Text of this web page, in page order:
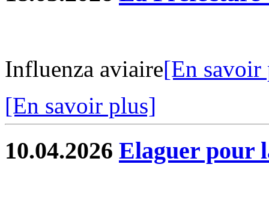
Influenza aviaire[En savoir
[En savoir plus]
10.04.2026 Elaguer pour